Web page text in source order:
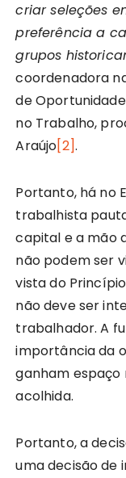
criar seleções
preferência a
grupos
coordenadora
de
no Trabalho,
Araújo[2].
Portanto, há no
trabalhista
capital e a mão
não podem ser
vista do
não deve ser
trabalhador. A
importância da
ganham
acolhida.
Portanto, a
uma decisão de